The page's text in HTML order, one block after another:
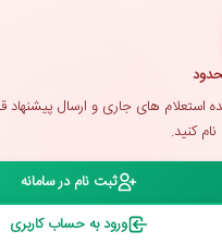
استعلام ‌های جاری و ارسال پیشنهاد
کنید.
ثبت ‌نام در سامانه
ورود به حساب کاربری